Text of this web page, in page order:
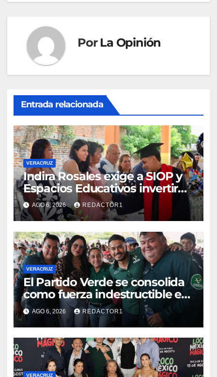
Por La Opinión
Entrada relacionada
VERACRUZ
Indira Rosales exige a SIOP y
Espacios Educativos invertir
760 millones de pesos en
obras para escuelas de
Veracruz
AGO 6, 2026 REDACTOR1
VERACRUZ
​El Partido Verde se consolida
como fuerza indestructible en
la zona norte de Veracruz
AGO 6, 2026 REDACTOR1
VERACRUZ